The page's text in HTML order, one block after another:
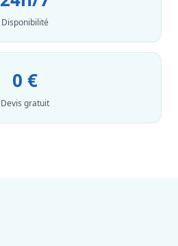
Disponibilité
0 €
Devis gratuit